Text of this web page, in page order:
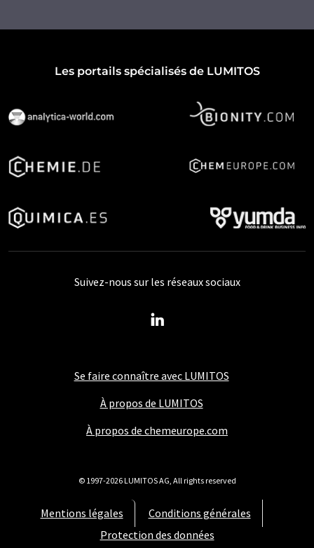
Les portails spécialisés de LUMITOS
Se faire connaître avec LUMITOS
À propos de LUMITOS
À propos de chemeurope.com
Mentions légales
Conditions générales
Protection des données
Suivez-nous sur les réseaux sociaux
© 1997-2026 LUMITOS AG, All rights reserved